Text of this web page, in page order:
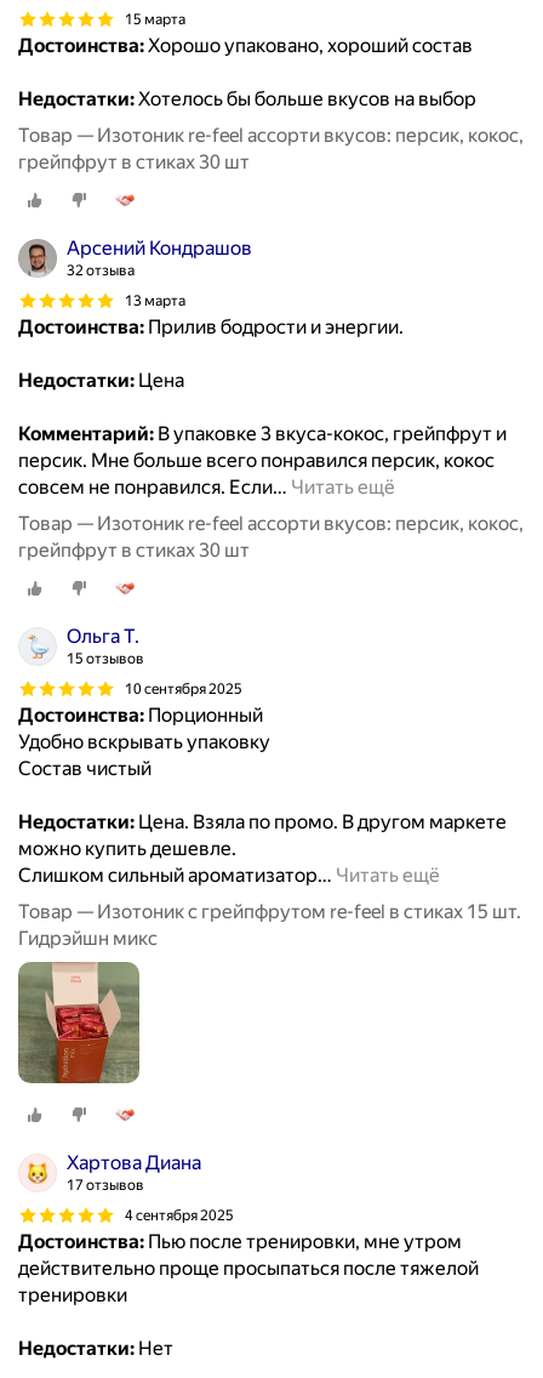
15 марта
Достоинства:Хорошо упаковано, хороший состав
Недостатки:Хотелось бы больше вкусов на выбор
Товар — Изотоник re-feel ассорти вкусов: персик, кокос,
грейпфрут в стиках 30 шт
Арсений Кондрашов
32 отзыва
13 марта
Достоинства: Прилив бодрости и энергии.
Недостатки: Цена
Комментарий: В упаковке 3 вкуса-кокос, грейпфрут и
персик. Мне больше всего понравился персик, кокос
совсем не понравился. Если… Читать ещё
Товар — Изотоник re-feel ассорти вкусов: персик, кокос,
грейпфрут в стиках 30 шт
Ольга Т.
15 отзывов
10 сентября 2025
Достоинства: Порционный
Удобно вскрывать упаковку
Состав чистый
Недостатки: Цена. Взяла по промо. В другом маркете
можно купить дешевле.
Слишком сильный ароматизатор… Читать ещё
Товар — Изотоник с грейпфрутом re-feel в стиках 15 шт.
Гидрэйшн микс
Хартова Диана
17 отзывов
4 сентября 2025
Достоинства: Пью после тренировки, мне утром
действительно проще просыпаться после тяжелой
тренировки
Недостатки: Нет